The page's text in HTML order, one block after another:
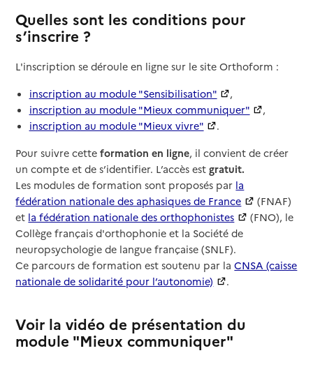
Quelles sont les conditions pour
s’inscrire ?
L'inscription se déroule en ligne sur le site Orthoform :
inscription au module "Sensibilisation"
,
inscription au module "Mieux communiquer"
,
inscription au module "Mieux vivre"
.
Pour suivre cetteformation en ligne, il convient de créer
un compte et de s’identifier. L’accès est gratuit.
Les modules de formation sont proposés par la
fédération nationale des aphasiques de France
(FNAF)
et la fédération nationale des orthophonistes
(FNO), le
Collège français d'orthophonie et la Société de
neuropsychologie de langue française (SNLF).
Ce parcours de formation est soutenu par laCNSA (caisse
nationale de solidarité pour l’autonomie)
.
Voir la vidéo de présentation du
module "Mieux communiquer"